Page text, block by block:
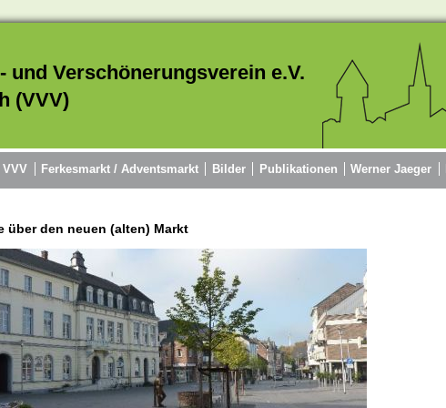
und Verschönerungsverein e.V.
(VVV)
VVV Ferkesmarkt / Adventsmarkt Bilder Publikationen Werner Jaeger
über den neuen (alten) Markt